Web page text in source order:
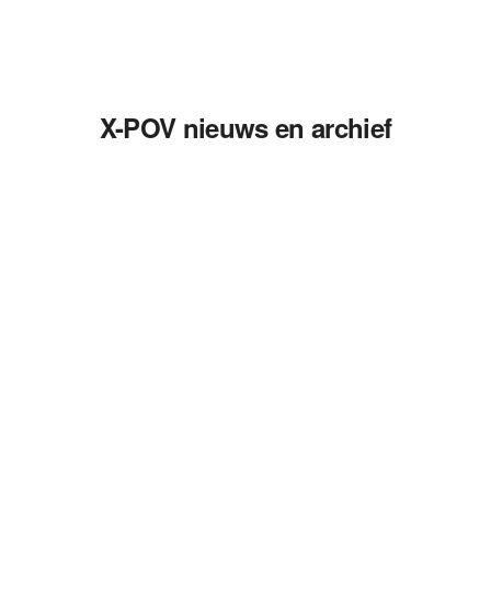
X-POV nieuws en archief